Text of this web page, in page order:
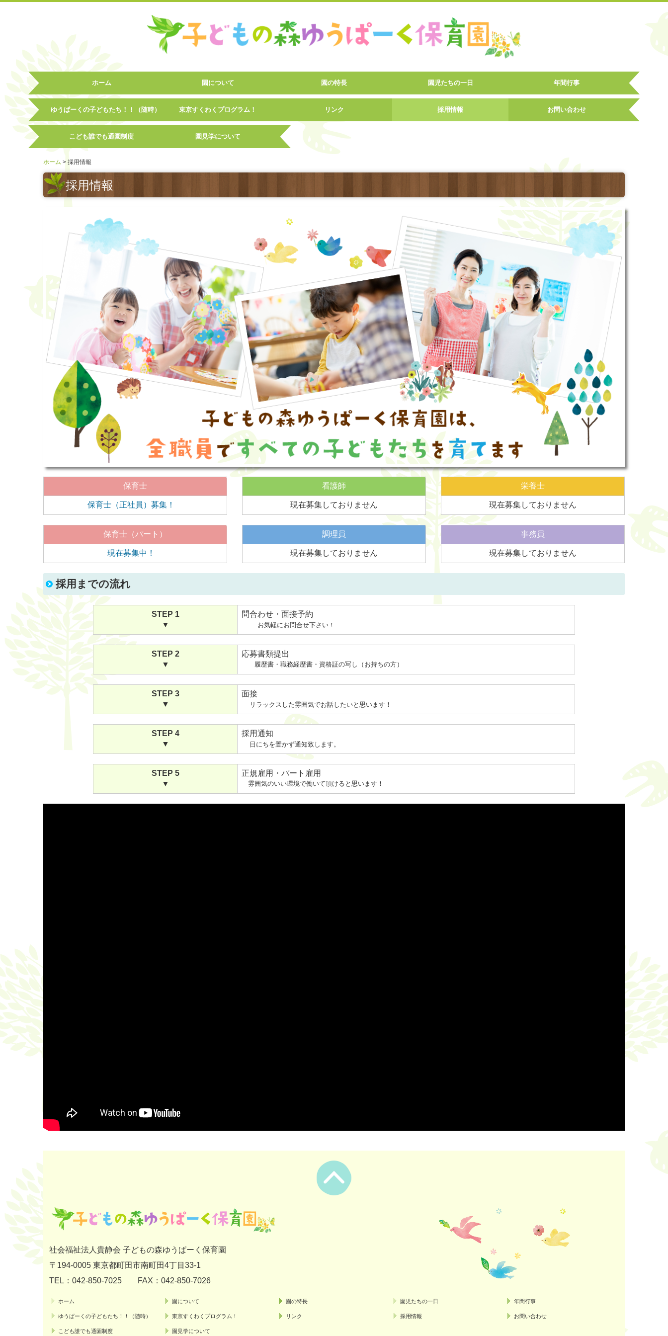
ホーム 園について 園の特長 園児たちの一日 年間行事
ゆうぱーくの子どもたち！！（随時） 東京すくわくプログラム！ リンク 採用情報 お問い合わせ
こども誰でも通園制度 園見学について
ホーム 採用情報
採用情報
保育士
保育士（正社員）募集！
看護師
現在募集しておりません
栄養士
現在募集しておりません
保育士（パート）
現在募集中！
調理員
現在募集しておりません
事務員
現在募集しておりません
採用までの流れ
STEP 1
▼
問合わせ・面接予約
お気軽にお問合せ下さい！
STEP 2
▼
応募書類提出
履歴書・職務経歴書・資格証の写し（お持ちの方）
STEP 3
▼
面接
リラックスした雰囲気でお話したいと思います！
STEP 4
▼
採用通知
日にちを置かず通知致します。
STEP 5
▼
正規雇用・パート雇用
雰囲気のいい環境で働いて頂けると思います！
社会福祉法人貴静会 子どもの森ゆうぱーく保育園
〒194-0005 東京都町田市南町田4丁目33‐1
TEL： 042-850-7025 FAX：042‐850‐7026
ホーム 園について 園の特長 園児たちの一日 年間行事
ゆうぱーくの子どもたち！！（随時） 東京すくわくプログラム！ リンク 採用情報 お問い合わせ
こども誰でも通園制度 園見学について